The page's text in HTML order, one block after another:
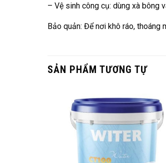
– Vệ sinh công cụ: dùng xà bông
Bảo quản: Để nơi khô ráo,
SẢN PHẨM TƯƠNG TỰ